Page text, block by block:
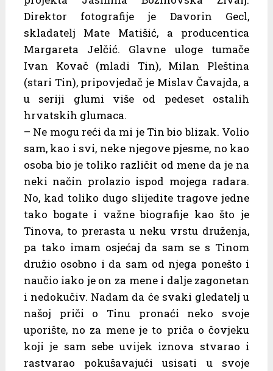
Direktor fotografije je Davorin Gecl,
skladatelj Mate Matišić, a producentica
Margareta Jelčić. Glavne uloge tumače
Ivan Kovač (mladi Tin), Milan Pleština
(stari Tin), pripovjedač je Mislav Čavajda, a
u seriji glumi više od pedeset ostalih
hrvatskih glumaca.
– Ne mogu reći da mi je Tin bio blizak. Volio
sam, kao i svi, neke njegove pjesme, no kao
osoba bio je toliko različit od mene da je na
neki način prolazio ispod mojega radara.
No, kad toliko dugo slijedite tragove jedne
tako bogate i važne biografije kao što je
Tinova, to prerasta u neku vrstu druženja,
pa tako imam osjećaj da sam se s Tinom
družio osobno i da sam od njega ponešto i
naučio iako je on za mene i dalje zagonetan
i nedokučiv. Nadam da će svaki gledatelj u
našoj priči o Tinu pronaći neko svoje
uporište, no za mene je to priča o čovjeku
koji je sam sebe uvijek iznova stvarao i
rastvarao pokušavajući usisati u svoje